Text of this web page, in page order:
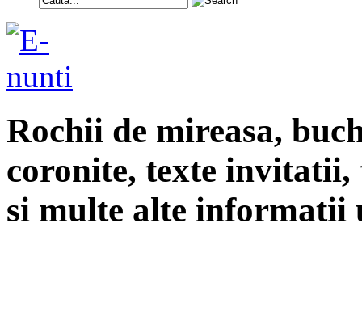
Rochii de mireasa,
coronite, texte
si multe alte informatii